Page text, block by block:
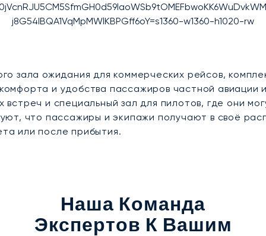
j8G54IBQA1VqMpMWlKBPGff6oY=s1360-w1360-h1020-rw
зала ожидания для коммерческих рейсов,
и удобства пассажиров частной авиации
встреч и специальный зал для пилотов, где они
что пассажиры и экипажи получают в своё
или после прибытия.
Наша Команда
Экспертов К Вашим